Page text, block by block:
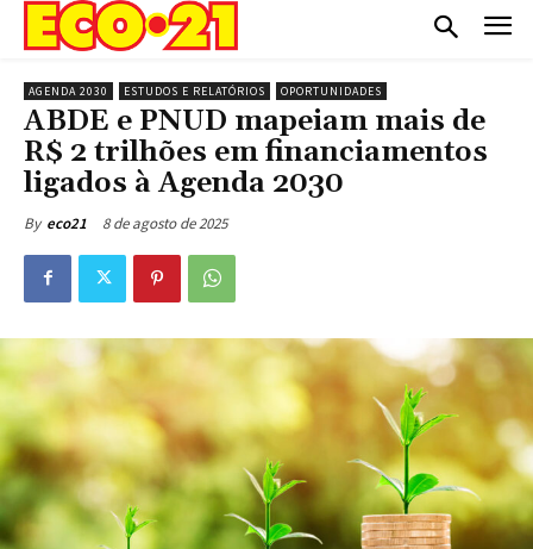
AGENDA 2030 ESTUDOS E RELATÓRIOS OPORTUNIDADES
ABDE e PNUD mapeiam mais de
R$ 2 trilhões em financiamentos
ligados à Agenda 2030
By eco21 8 de agosto de 2025